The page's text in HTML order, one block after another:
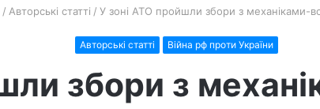
/ Авторські статті / У зоні АТО пройшли збори з механіками-
Авторські статті Війна рф проти України
збори з